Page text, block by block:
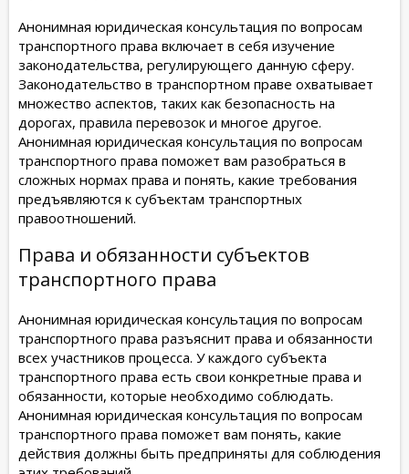
Анонимная юридическая консультация по вопросам
транспортного права включает в себя изучение
законодательства, регулирующего данную сферу.
Законодательство в транспортном праве охватывает
множество аспектов, таких как безопасность на
дорогах, правила перевозок и многое другое.
Анонимная юридическая консультация по вопросам
транспортного права поможет вам разобраться в
сложных нормах права и понять, какие требования
предъявляются к субъектам транспортных
правоотношений.
Права и обязанности субъектов
транспортного права
Анонимная юридическая консультация по вопросам
транспортного права разъяснит права и обязанности
всех участников процесса. У каждого субъекта
транспортного права есть свои конкретные права и
обязанности, которые необходимо соблюдать.
Анонимная юридическая консультация по вопросам
транспортного права поможет вам понять, какие
действия должны быть предприняты для соблюдения